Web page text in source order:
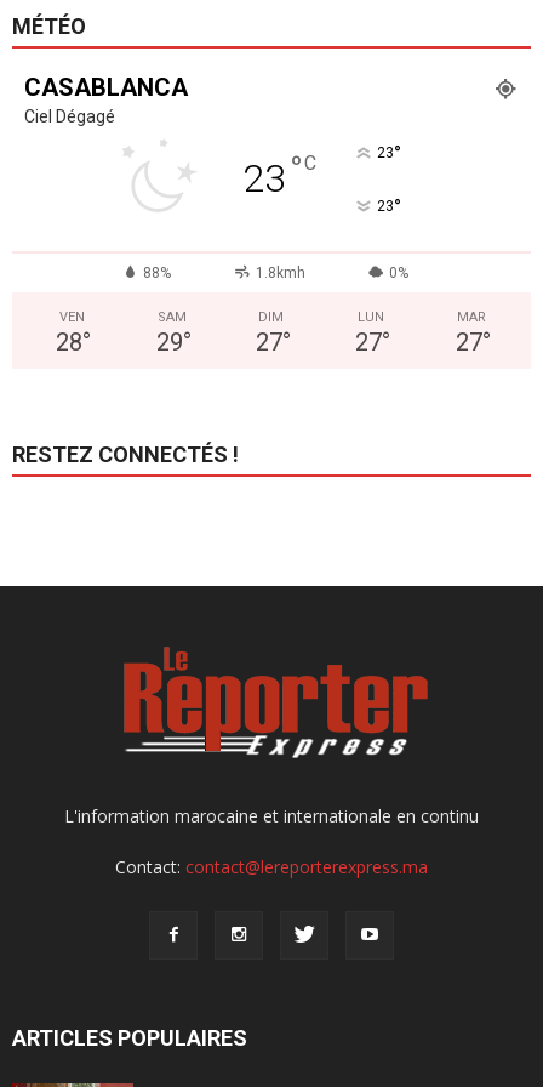
MÉTÉO
CASABLANCA
Ciel Dégagé
23 °C 23°
23°
88% 1.8kmh 0%
VEN
28°
SAM
29°
DIM
27°
LUN
27°
MAR
27°
RESTEZ CONNECTÉS !
L'information marocaine et internationale en continu
Contact: contact@lereporterexpress.ma
ARTICLES POPULAIRES